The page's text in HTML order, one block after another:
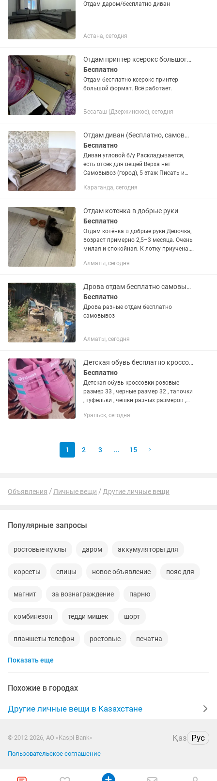
Отдам даром/бесплатно диван
Астана, сегодня
Отдам принтер ксерокс большого формата
Бесплатно
Отдам бесплатно ксерокс принтер
большой формат. Всё работает.
Бесагаш (Дзержинское), сегодня
Отдам диван (бесплатно, самовывоз)
Бесплатно
Диван угловой б/у Раскладывается,
есть отсек для вещей Верха нет
Самовывоз (город), 5 этаж Писать и
Караганда, сегодня
Отдам котенка в добрые руки
Бесплатно
Отдам котёнка в добрые руки Девочка,
возраст примерно 2,5–3 месяца. Очень
милая и спокойная. К лотку приучена.
ребёнка. Вместе с котёнком отдам всё...
Алматы, сегодня
Дрова отдам бесплатно самовывоз
Бесплатно
Дрова разные отдам бесплатно
самовывоз
Алматы, сегодня
Детская обувь бесплатно кроссовки
Бесплатно
Детская обувь кроссовки розовые
размер 33 , черные размер 32 , тапочки
, туфельки , чешки разных размеров ,
пишите, угги размер 30, резиновые
Уральск, сегодня
1 2 3 ... 15
Объявления Личные вещи Другие личные вещи
Популярные запросы
ростовые куклы даром аккумуляторы для
корсеты спицы новое объявление пояс для
магнит за вознаграждение парню
комбинезон тедди мишек шорт
планшеты телефон ростовые печатна
джойстик
очки солнцезащитные волосы собачку
Показать еще
Похожие в городах
Другие личные вещи в Казахстане
© 2012-2026, АО «Kaspi Bank» Қаз Рус
Пользовательское соглашение